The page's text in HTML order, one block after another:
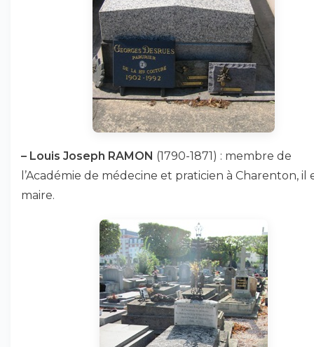
– Louis Joseph RAMON (1790-1871) : membre de
l’Académie de médecine et praticien à Charenton, il
maire.